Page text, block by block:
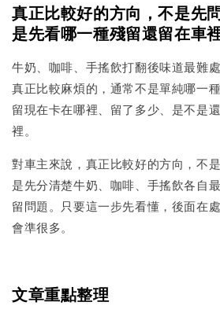
真正比較好的方向，不是先
是先看哪一種殘留還留在車
牛奶、咖啡、手搖飲打翻後味道最難
真正比較麻煩的，通常不是單純哪一
留現在卡在哪裡、留了多少、是不是
裡。
對車主來說，真正比較好的方向，不
是先分清楚牛奶、咖啡、手搖飲各自
留問題。只要這一步先看懂，後面在
會準很多。
文章重點整理